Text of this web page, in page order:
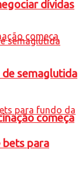
começa
dívidas
de semaglutida
bets para